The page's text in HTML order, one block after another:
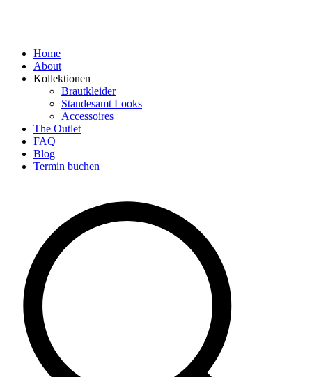
Home
About
Kollektionen
Brautkleider
Standesamt Looks
Accessoires
The Outlet
FAQ
Blog
Termin buchen